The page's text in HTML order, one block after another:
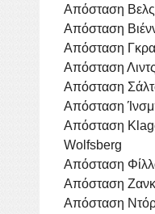
Απόσταση
Απόσταση
Απόσταση
Απόσταση
Απόσταση
Απόσταση
Απόσταση
Wolfsberg
Απόσταση
Απόσταση
Απόσταση